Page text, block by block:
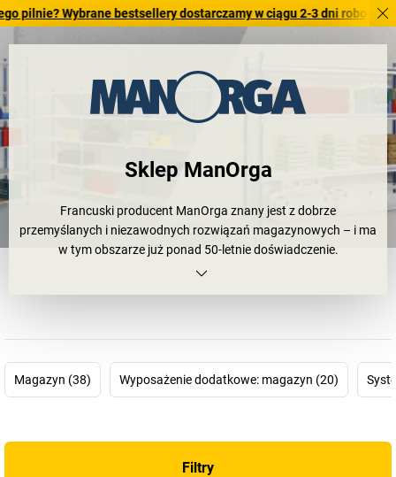
Wybrane bestsellery dostarczamy w ciągu 2-3 dni roboczych.
Sklep ManOrga
Francuski producent ManOrga znany jest z dobrze
przemyślanych i niezawodnych rozwiązań magazynowych – i ma
w tym obszarze już ponad 50-letnie doświadczenie.
Asortyment obejmuje wysokiej jakości regały wtykowe i regały o
dużej rozpiętości, które umożliwiają uporządkowaną organizację
handlowych lub w obiektach użyteczności publicznej.
Magazyn (38) Wyposażenie dodatkowe: magazyn (20)
Filtry